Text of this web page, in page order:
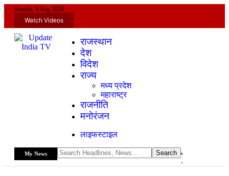
Sunday, 9 Aug 2026
Watch Videos
राजस्थान
देश
विदेश
राज्य
मध्य प्रदेश
महाराष्ट्र
राजनीति
मनोरंजन
लाइफस्टाइल
My News